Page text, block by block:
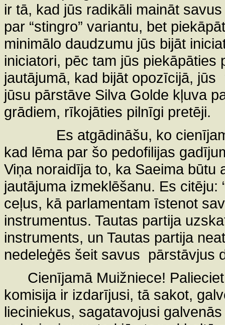
ir tā, kad jūs radikāli maināt
par “stingro” variantu, bet
minimālo daudzumu jūs bijāt
iniciatori, pēc tam jūs
jautājumā, kad bijāt opozīcijā, jūs
jūsu pārstāve Silva Golde kļuva
grādiem, rīkojāties pilnīgi pretēji.
Es atgādināšu, ko
kad lēma par šo pedofilijas
Viņa noraidīja to, ka Saeima
jautājuma izmeklēšanu. Es
ceļus, kā parlamentam īstenot
instrumentus. Tautas partija
instruments, un Tautas partija
nedeleģēs šeit savus pārstāvjus
Cienījamā Muižniece!
komisija ir izdarījusi, tā sakot,
lieciniekus, sagatavojusi